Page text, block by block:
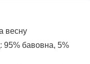
весну
95% бавовна, 5%